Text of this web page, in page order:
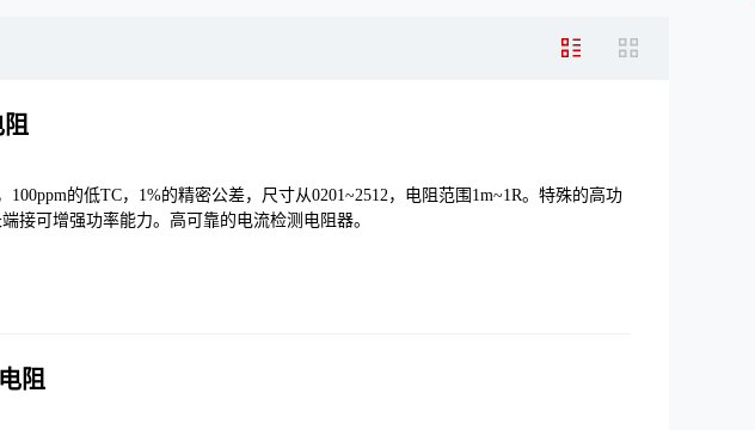
100ppm的低TC，1%的精密公差，尺寸从0201~2512，电阻范围1m~1R。特殊的高功
接可增强功率能力。高可靠的电流检测电阻器。
阻